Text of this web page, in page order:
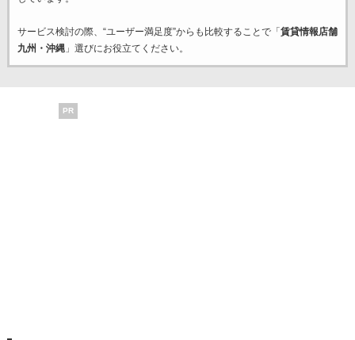
サービス検討の際、“ユーザー満足度”からも比較することで「 賃貸情報店舗
九州・沖縄」選びにお役立てください。
PR